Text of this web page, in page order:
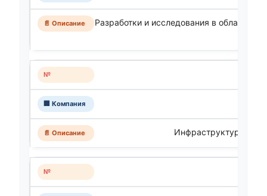
Разработки и исследования в области
Инфраструктура ИИ-